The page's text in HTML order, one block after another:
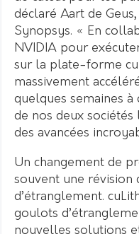
déclaré Aart de
Synopsys. « En
NVIDIA pour
sur la plate-forme
massivement
quelques semaines à
de nos deux
des avancées
Un changement de
souvent une révision
d’étranglement.
goulots
nouvelles solutions